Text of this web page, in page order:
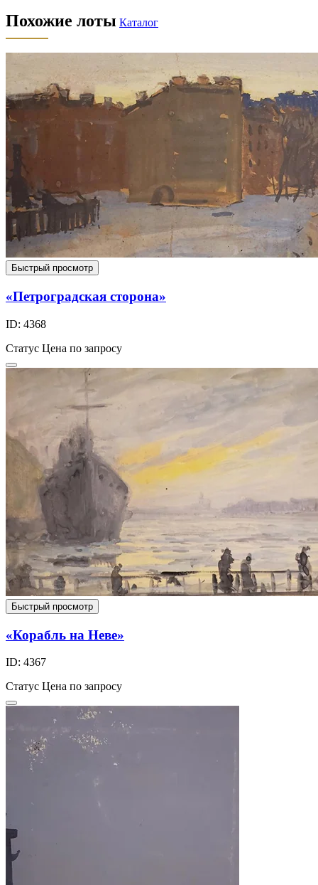
Похожие лоты Каталог
Быстрый просмотр
«Петроградская сторона»
ID: 4368
Статус Цена по запросу
Быстрый просмотр
«Корабль на Неве»
ID: 4367
Статус Цена по запросу